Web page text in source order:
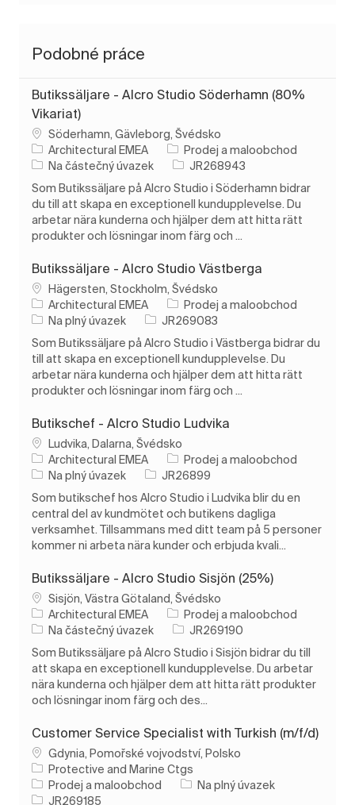
Podobné práce
Butikssäljare - Alcro Studio Söderhamn (80%
Vikariat)
Umístění
Söderhamn, Gävleborg, Švédsko
Architectural EMEA
Kategorie
Prodej a maloobchod
Typ úlohy
Na částečný úvazek ID úlohy
JR268943
Som Butikssäljare på Alcro Studio i Söderhamn bidrar
du till att skapa en exceptionell kundupplevelse. Du
arbetar nära kunderna och hjälper dem att hitta rätt
produkter och lösningar inom färg och ...
Butikssäljare - Alcro Studio Västberga
Umístění
Hägersten, Stockholm, Švédsko
Architectural EMEA
Kategorie
Prodej a maloobchod
Typ úlohy
Na plný úvazek ID úlohy
JR269083
Som Butikssäljare på Alcro Studio i Västberga bidrar du
till att skapa en exceptionell kundupplevelse. Du
arbetar nära kunderna och hjälper dem att hitta rätt
produkter och lösningar inom färg och ...
Butikschef - Alcro Studio Ludvika
Umístění
Ludvika, Dalarna, Švédsko
Architectural EMEA
Kategorie
Prodej a maloobchod
Typ úlohy
Na plný úvazek ID úlohy
JR26899
Som butikschef hos Alcro Studio i Ludvika blir du en
central del av kundmötet och butikens dagliga
verksamhet. Tillsammans med ditt team på 5 personer
kommer ni arbeta nära kunder och erbjuda kvali...
Butikssäljare - Alcro Studio Sisjön (25%)
Umístění
Sisjön, Västra Götaland, Švédsko
Architectural EMEA
Kategorie
Prodej a maloobchod
Typ úlohy
Na částečný úvazek ID úlohy
JR269190
Som Butikssäljare på Alcro Studio i Sisjön bidrar du till
att skapa en exceptionell kundupplevelse. Du arbetar
nära kunderna och hjälper dem att hitta rätt produkter
och lösningar inom färg och des...
Customer Service Specialist with Turkish (m/f/d)
Umístění
Gdynia, Pomořské vojvodství, Polsko
Protective and Marine Ctgs
Kategorie
Prodej a maloobchod Typ úlohy
Na plný úvazek
ID úlohy
JR269185